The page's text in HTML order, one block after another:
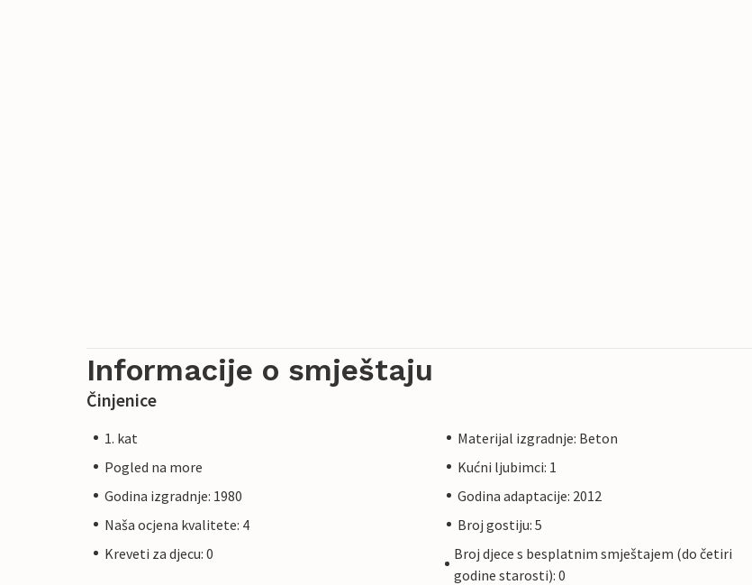
Informacije o smještaju
Činjenice
1. kat
Materijal izgradnje: Beton
Pogled na more
Kućni ljubimci: 1
Godina izgradnje: 1980
Godina adaptacije: 2012
Naša ocjena kvalitete: 4
Broj gostiju: 5
Kreveti za djecu: 0
Broj djece s besplatnim smještajem (do četiri
godine starosti): 0